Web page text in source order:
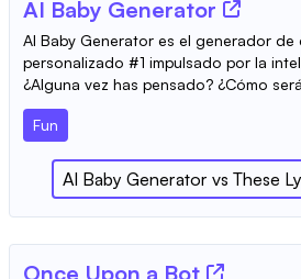
AI Baby Generator
AI Baby Generator es el generador de
personalizado #1 impulsado por la
¿Alguna vez has pensado? ¿Cómo
Fun
AI Baby Generator vs These
Once Upon a Bot